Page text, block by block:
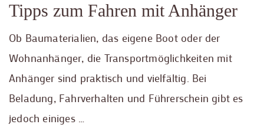
Tipps zum Fahren mit Anhänger
Ob Baumaterialien, das eigene Boot oder der
Wohnanhänger, die Transportmöglichkeiten mit
Anhänger sind praktisch und vielfältig. Bei
Beladung, Fahrverhalten und Führerschein gibt es
jedoch einiges …